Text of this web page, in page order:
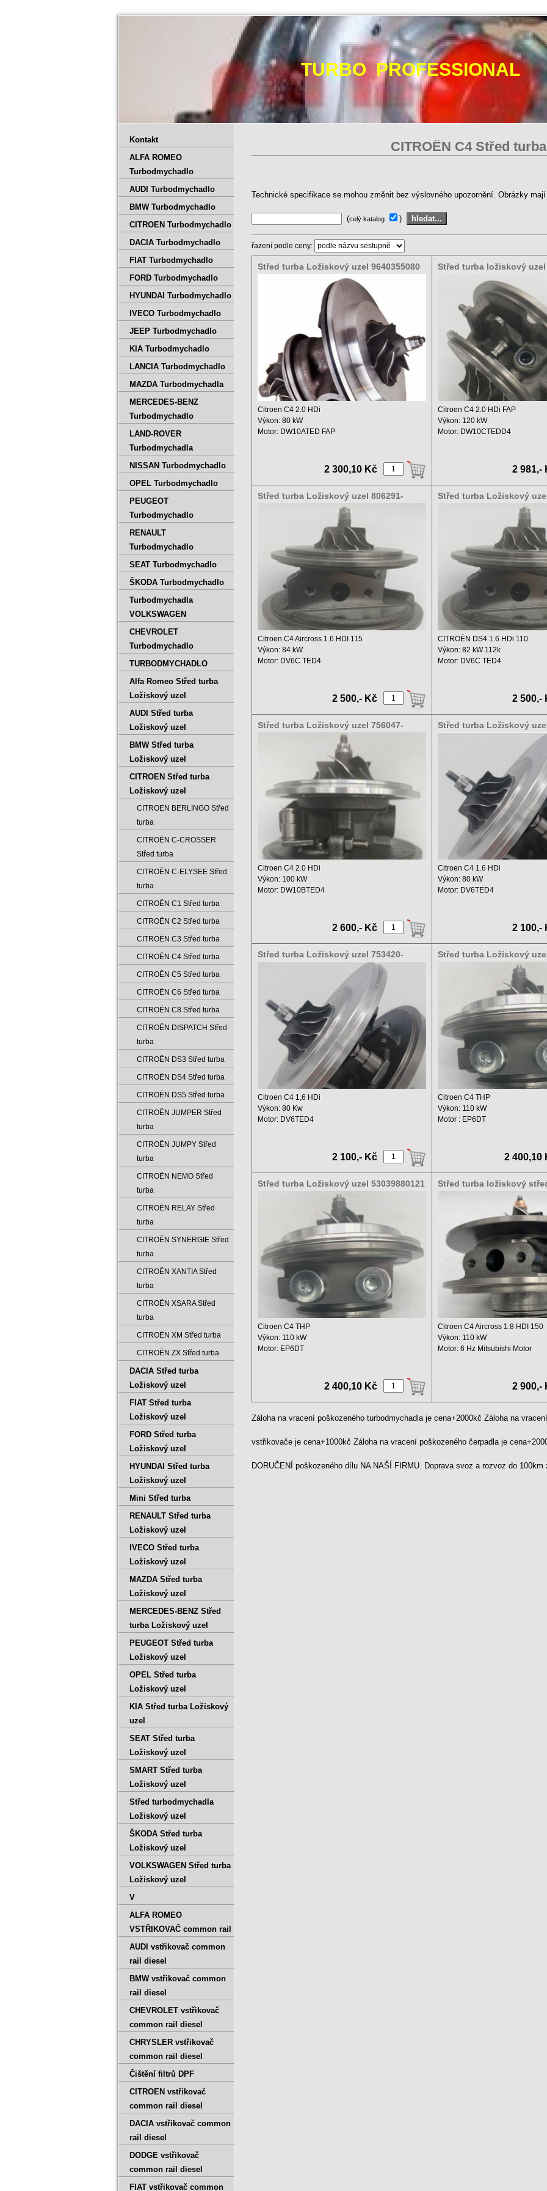
TURBO PROFESSIONAL
CITROËN C4 Střed turba
Technické specifikace se mohou změnit bez výslovného upozornění. Obrázky
(celý katalog )
řazení podle ceny:
Střed turba Ložiskový uzel 9640355080
Citroen C4 2.0 HDi
Výkon: 80 kW
Motor: DW10ATED FAP
2 300,10 Kč
Střed turba ložiskový uzel
Citroen C4 2.0 HDi FAP
Výkon: 120 kW
Motor: DW10CTEDD4
2 981,-
Střed turba Ložiskový uzel 806291-
5003S 806291-5002s
Citroen C4 Aircross 1.6 HDI 115
Výkon: 84 kW
Motor: DV6C TED4
2 500,- Kč
Střed turba Ložiskový
5003S 806291-5002s
CITROËN DS4 1.6 HDi 110
Výkon: 82 kW 112k
Motor: DV6C TED4
2 500,-
Střed turba Ložiskový uzel 756047-
5005S 756047-9005S
Citroen C4 2.0 HDi
Výkon: 100 kW
Motor: DW10BTED4
2 600,- Kč
Střed turba Ložiskový
5006S 753420-5004S
Citroen C4 1.6 HDi
Výkon: 80 kW
Motor: DV6TED4
2 100,-
Střed turba Ložiskový uzel 753420-
5006S 753420-5004S
Citroen C4 1,6 HDi
Výkon: 80 Kw
Motor: DV6TED4
2 100,- Kč
Střed turba Ložiskový
Citroen C4 THP
Výkon: 110 kW
Motor : EP6DT
2 400,10
Střed turba Ložiskový uzel 53039880121
Citroen C4 THP
Výkon: 110 kW
Motor: EP6DT
2 400,10 Kč
Střed turba ložiskový
1608851880,49335-01101
Citroen C4 Aircross 1.8 HDI 150
Výkon: 110 kW
Motor: 6 Hz Mitsubishi Motor
2 900,-
Záloha na vracení poškozeného turbodmychadla je cena+2000kč Záloha na
vstřikovače je cena+1000kč Záloha na vracení poškozeného čerpadla je
DORUČENÍ poškozeného dílu NA NAŠÍ FIRMU. Doprava svoz a rozvoz do 100km
Kontakt
ALFA ROMEO
Turbodmychadlo
AUDI Turbodmychadlo
BMW Turbodmychadlo
CITROEN Turbodmychadlo
DACIA Turbodmychadlo
FIAT Turbodmychadlo
FORD Turbodmychadlo
HYUNDAI Turbodmychadlo
IVECO Turbodmychadlo
JEEP Turbodmychadlo
KIA Turbodmychadlo
LANCIA Turbodmychadlo
MAZDA Turbodmychadla
MERCEDES-BENZ
Turbodmychadlo
LAND-ROVER
Turbodmychadla
NISSAN Turbodmychadlo
OPEL Turbodmychadlo
PEUGEOT
Turbodmychadlo
RENAULT
Turbodmychadlo
SEAT Turbodmychadlo
ŠKODA Turbodmychadlo
Turbodmychadla
VOLKSWAGEN
CHEVROLET
Turbodmychadlo
TURBODMYCHADLO
Alfa Romeo Střed turba
Ložiskový uzel
AUDI Střed turba
Ložiskový uzel
BMW Střed turba
Ložiskový uzel
CITROEN Střed turba
Ložiskový uzel
CITROEN BERLINGO Střed
turba
CITROËN C-CROSSER
Střed turba
CITROËN C-ELYSEE Střed
turba
CITROËN C1 Střed turba
CITROËN C2 Střed turba
CITROËN C3 Střed turba
CITROËN C4 Střed turba
CITROËN C5 Střed turba
CITROËN C6 Střed turba
CITROËN C8 Střed turba
CITROËN DISPATCH Střed
turba
CITROËN DS3 Střed turba
CITROËN DS4 Střed turba
CITROËN DS5 Střed turba
CITROËN JUMPER Střed
turba
CITROËN JUMPY Střed
turba
CITROËN NEMO Střed
turba
CITROËN RELAY Střed
turba
CITROËN SYNERGIE Střed
turba
CITROËN XANTIA Střed
turba
CITROËN XSARA Střed
turba
CITROËN XM Střed turba
CITROËN ZX Střed turba
DACIA Střed turba
Ložiskový uzel
FIAT Střed turba
Ložiskový uzel
FORD Střed turba
Ložiskový uzel
HYUNDAI Střed turba
Ložiskový uzel
Mini Střed turba
RENAULT Střed turba
Ložiskový uzel
IVECO Střed turba
Ložiskový uzel
MAZDA Střed turba
Ložiskový uzel
MERCEDES-BENZ Střed
turba Ložiskový uzel
PEUGEOT Střed turba
Ložiskový uzel
OPEL Střed turba
Ložiskový uzel
KIA Střed turba Ložiskový
uzel
SEAT Střed turba
Ložiskový uzel
SMART Střed turba
Ložiskový uzel
Střed turbodmychadla
Ložiskový uzel
ŠKODA Střed turba
Ložiskový uzel
VOLKSWAGEN Střed turba
Ložiskový uzel
V
ALFA ROMEO
VSTŘIKOVAČ common rail
AUDI vstřikovač common
rail diesel
BMW vstřikovač common
rail diesel
CHEVROLET vstřikovač
common rail diesel
CHRYSLER vstřikovač
common rail diesel
Čištění filtrů DPF
CITROEN vstřikovač
common rail diesel
DACIA vstřikovač common
rail diesel
DODGE vstřikovač
common rail diesel
FIAT vstřikovač common